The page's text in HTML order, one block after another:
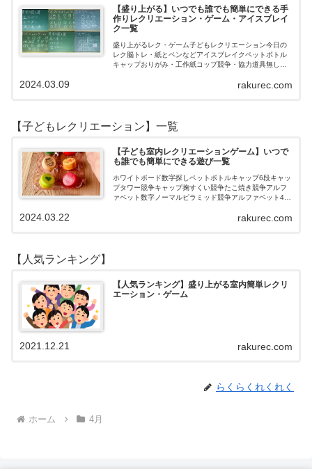
【盛り上がる】いつでも誰でも簡単にできる手
作りレクリエーション・ゲーム・アイスブレイ
ク一覧
盛り上がるレク・ゲーム子どもレクリエーション今日の
レク脳トレ・紙とペンなどアイスブレイクペットボトル
キャップおりがみ・工作紙コップ競争・協力道具無し・
ロおはじき体操スライム脳トレ無料素材Yo…rakurec.com
2024.03.09
【子どもレクリエーション】一覧
【子ども室内レクリエーションゲーム】いつで
も誰でも簡単にできる遊び一覧
ホワイトボード数字探しペットボトルキャップ6段キャッ
プタワー競争キャップ掬すくい競争たこ焼き競争アルフ
ァベット数字ノーマルピラミッド競争アルファベット4段
rakurec.com
2024.03.22
【人気ランキング】
【人気ランキング】盛り上がる室内簡単レクリ
エーション・ゲーム
rakurec.com
2021.12.21
らくらくれくれく
ホーム 4月